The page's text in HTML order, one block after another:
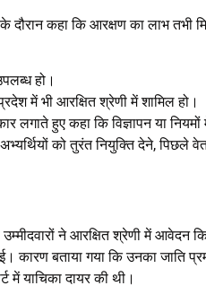
कहा कि आरक्षण का लाभ तभी
हो।
में भी आरक्षित श्रेणी में शामिल हो।
लगाते हुए कहा कि विज्ञापन या
को तुरंत नियुक्ति देने, पिछले
ने आरक्षित श्रेणी में आवेदन
कारण बताया गया कि उनका जाति
में याचिका दायर की थी।